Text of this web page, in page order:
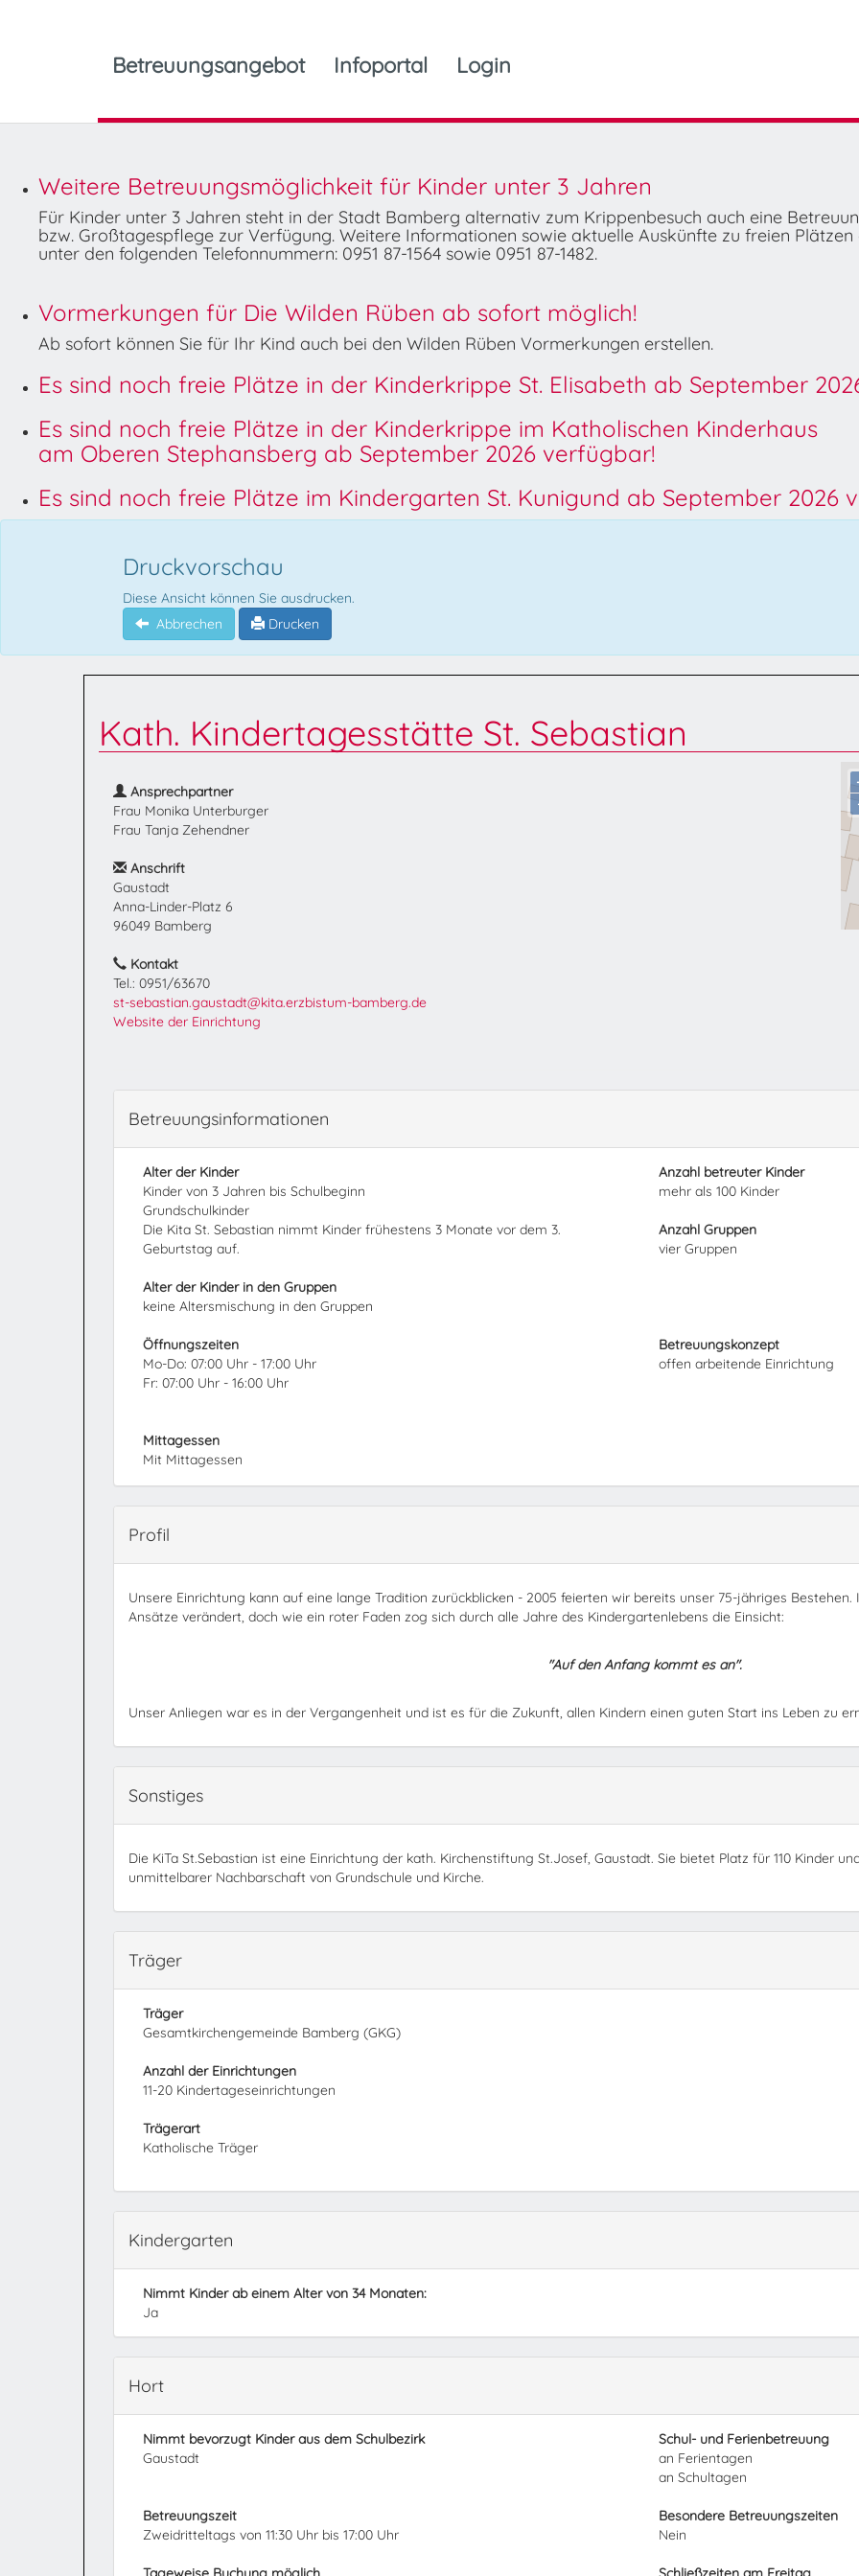
Betreuungsangebot Infoportal Login
Weitere Betreuungsmöglichkeit für Kinder unter 3 Jahren
Für Kinder unter 3 Jahren steht in der Stadt Bamberg alternativ zum Krippenbesuch auch eine
bzw. Großtagespflege zur Verfügung. Weitere Informationen sowie aktuelle Auskünfte zu freien Plätzen
unter den folgenden Telefonnummern: 0951 87-1564 sowie 0951 87-1482.
Vormerkungen für Die Wilden Rüben ab sofort möglich!
Ab sofort können Sie für Ihr Kind auch bei den Wilden Rüben Vormerkungen erstellen.
Es sind noch freie Plätze in der Kinderkrippe St. Elisabeth ab September
Es sind noch freie Plätze in der Kinderkrippe im Katholischen Kinderhaus
am Oberen Stephansberg ab September 2026 verfügbar!
Es sind noch freie Plätze im Kindergarten St. Kunigund ab September 2026
Druckvorschau
Diese Ansicht können Sie ausdrucken.
Abbrechen
Drucken
Kath. Kindertagesstätte St. Sebastian
Ansprechpartner
Frau Monika Unterburger
Frau Tanja Zehendner
Anschrift
Gaustadt
Anna-Linder-Platz 6
96049 Bamberg
Kontakt
Tel.: 0951/63670
st-sebastian.gaustadt@kita.erzbistum-bamberg.de
Website der Einrichtung
Betreuungsinformationen
Alter der Kinder
Kinder von 3 Jahren bis Schulbeginn
Grundschulkinder
Die Kita St. Sebastian nimmt Kinder frühestens 3 Monate vor dem 3.
Geburtstag auf.
Alter der Kinder in den Gruppen
keine Altersmischung in den Gruppen
Anzahl betreuter Kinder
mehr als 100 Kinder
Anzahl Gruppen
vier Gruppen
Öffnungszeiten
Mo-Do: 07:00 Uhr - 17:00 Uhr
Fr: 07:00 Uhr - 16:00 Uhr
Mittagessen
Mit Mittagessen
Betreuungskonzept
offen arbeitende Einrichtung
Profil
Unsere Einrichtung kann auf eine lange Tradition zurückblicken - 2005 feierten wir bereits unser 75-jähriges
Ansätze verändert, doch wie ein roter Faden zog sich durch alle Jahre des Kindergartenlebens die Einsicht:
"Auf den Anfang kommt es an".
Unser Anliegen war es in der Vergangenheit und ist es für die Zukunft, allen Kindern einen guten Start ins Leben zu
Sonstiges
Die KiTa St.Sebastian ist eine Einrichtung der kath. Kirchenstiftung St.Josef, Gaustadt. Sie bietet Platz für 110 Kinder
unmittelbarer Nachbarschaft von Grundschule und Kirche.
Träger
Träger
Gesamtkirchengemeinde Bamberg (GKG)
Anzahl der Einrichtungen
11-20 Kindertageseinrichtungen
Trägerart
Katholische Träger
Kindergarten
Nimmt Kinder ab einem Alter von 34 Monaten:
Ja
Hort
Nimmt bevorzugt Kinder aus dem Schulbezirk
Gaustadt
Schul- und Ferienbetreuung
an Ferientagen
an Schultagen
Betreuungszeit
Zweidritteltags von 11:30 Uhr bis 17:00 Uhr
Besondere Betreuungszeiten
Nein